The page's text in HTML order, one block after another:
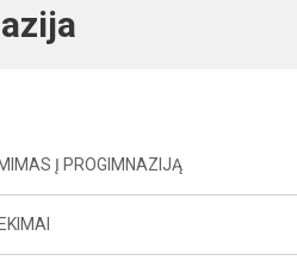
Į PROGIMNAZIJĄ